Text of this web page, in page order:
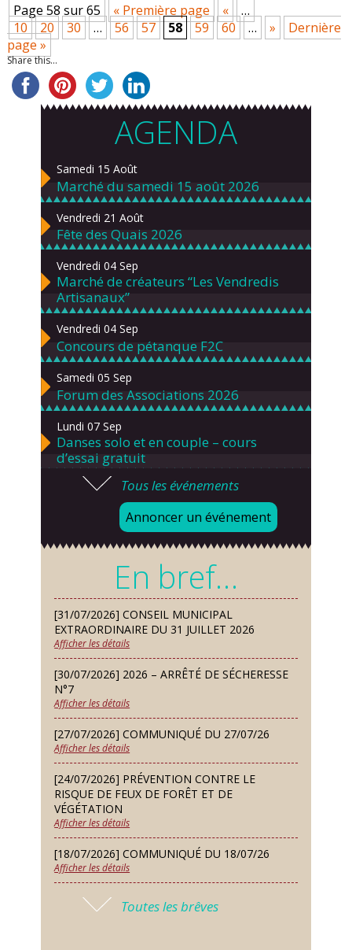
Page 58 sur 65 « Première page «
…
10
20 30 … 56 57 58 59 60 … »
Dernière
page »
Share this...
AGENDA
Samedi 15 Août
Marché du samedi 15 août 2026
Vendredi 21 Août
Fête des Quais 2026
Vendredi 04 Sep
Marché de créateurs “Les Vendredis
Artisanaux”
Vendredi 04 Sep
Concours de pétanque F2C
Samedi 05 Sep
Forum des Associations 2026
Lundi 07 Sep
Danses solo et en couple – cours
d’essai gratuit
Mardi 08 Sep
Chorale À travers chants
Défi de pêche aux leurres (concept
lure house)
Dimanche 13 Sep
Repas de fouées
Lundi 14 Sep
Conseil municipal du 14 septembre
2026
Jeudi 24 Sep
Permanence des Architectes des
Bâtiments de France
Samedi 26 Sep
Concours de palets
Vendredi 09 Oct
Soirée des nouveaux habitants
Lundi 12 Oct
Conseil municipal du 12 octobre
2026
Tous les événements
Annoncer un événement
En bref…
[31/07/2026] CONSEIL MUNICIPAL
EXTRAORDINAIRE DU 31 JUILLET 2026
Afficher les détails
[30/07/2026] 2026 – ARRÊTÉ DE SÉCHERESSE
N°7
Afficher les détails
[27/07/2026] COMMUNIQUÉ DU 27/07/26
Afficher les détails
[24/07/2026] PRÉVENTION CONTRE LE
RISQUE DE FEUX DE FORÊT ET DE
VÉGÉTATION
Afficher les détails
[18/07/2026] COMMUNIQUÉ DU 18/07/26
Afficher les détails
[17/07/2026] 2026 – ARRÊTÉ DE SÉCHERESSE
Toutes les brêves